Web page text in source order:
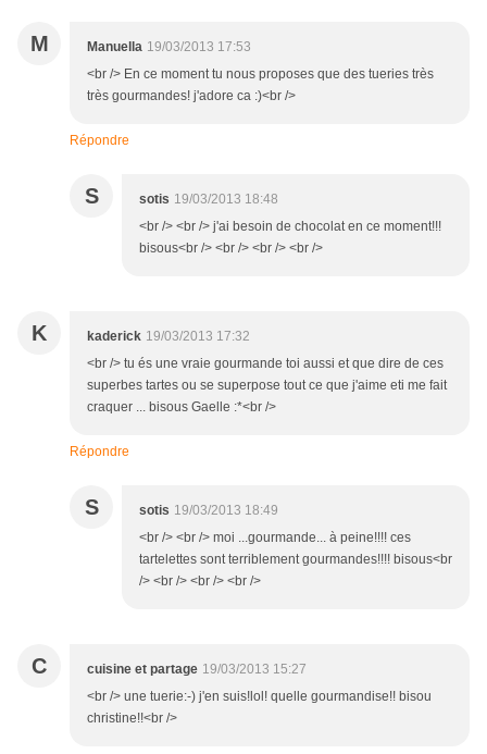
M Manuella 19/03/2013 17:53
<br /> En ce moment tu nous proposes que des tueries très
très gourmandes! j'adore ca :)<br />
Répondre
S sotis 19/03/2013 18:48
<br /> <br /> j'ai besoin de chocolat en ce moment!!!
bisous<br /> <br /> <br /> <br />
K kaderick 19/03/2013 17:32
<br /> tu és une vraie gourmande toi aussi et que dire de ces
superbes tartes ou se superpose tout ce que j'aime eti me fait
craquer ... bisous Gaelle :*<br />
Répondre
S sotis 19/03/2013 18:49
<br /> <br /> moi ...gourmande... à peine!!!! ces
tartelettes sont terriblement gourmandes!!!! bisous<br
/> <br /> <br /> <br />
C cuisine et partage 19/03/2013 15:27
<br /> une tuerie:-) j'en suis!lol! quelle gourmandise!! bisou
christine!!<br />